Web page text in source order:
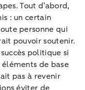
Tout d’abord,
: un certain
personne qui
pouvoir soutenir.
politique si
de base
pas à revenir